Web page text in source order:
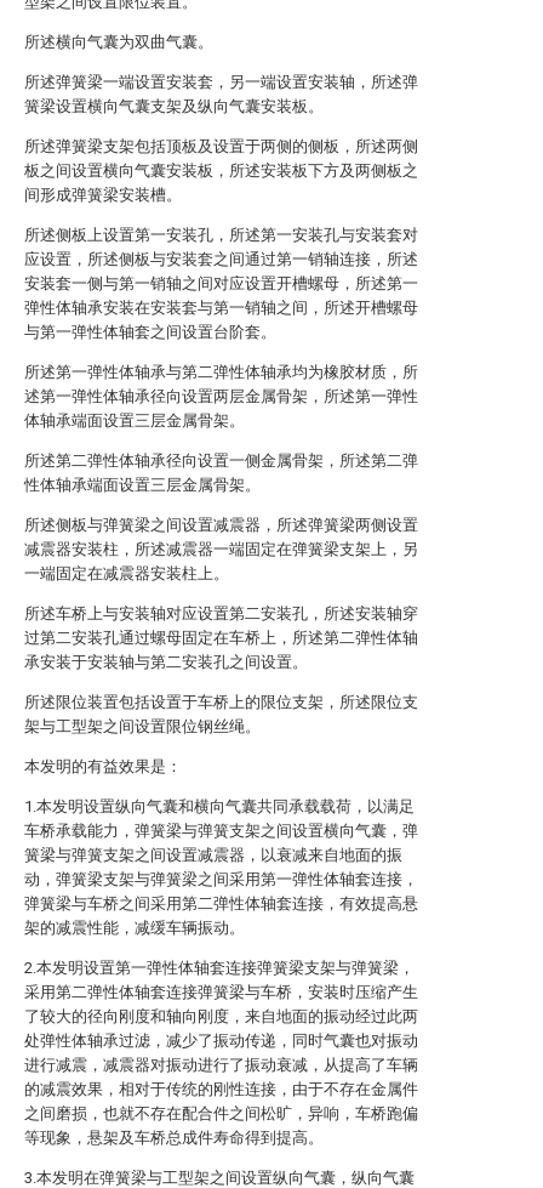
所述横向气囊为双曲气囊。
所述弹簧梁一端设置安装套，另一端设置安装轴，所述弹
簧梁设置横向气囊支架及纵向气囊安装板。
所述弹簧梁支架包括顶板及设置于两侧的侧板，所述两侧
板之间设置横向气囊安装板，所述安装板下方及两侧板之
间形成弹簧梁安装槽。
所述侧板上设置第一安装孔，所述第一安装孔与安装套对
应设置，所述侧板与安装套之间通过第一销轴连接，所述
安装套一侧与第一销轴之间对应设置开槽螺母，所述第一
弹性体轴承安装在安装套与第一销轴之间，所述开槽螺母
与第一弹性体轴套之间设置台阶套。
所述第一弹性体轴承与第二弹性体轴承均为橡胶材质，所
述第一弹性体轴承径向设置两层金属骨架，所述第一弹性
体轴承端面设置三层金属骨架。
所述第二弹性体轴承径向设置一侧金属骨架，所述第二弹
性体轴承端面设置三层金属骨架。
所述侧板与弹簧梁之间设置减震器，所述弹簧梁两侧设置
减震器安装柱，所述减震器一端固定在弹簧梁支架上，另
一端固定在减震器安装柱上。
所述车桥上与安装轴对应设置第二安装孔，所述安装轴穿
过第二安装孔通过螺母固定在车桥上，所述第二弹性体轴
承安装于安装轴与第二安装孔之间设置。
所述限位装置包括设置于车桥上的限位支架，所述限位支
架与工型架之间设置限位钢丝绳。
本发明的有益效果是：
1.本发明设置纵向气囊和横向气囊共同承载载荷，以满足
车桥承载能力，弹簧梁与弹簧支架之间设置横向气囊，弹
簧梁与弹簧支架之间设置减震器，以衰减来自地面的振
动，弹簧梁支架与弹簧梁之间采用第一弹性体轴套连接，
弹簧梁与车桥之间采用第二弹性体轴套连接，有效提高悬
架的减震性能，减缓车辆振动。
2.本发明设置第一弹性体轴套连接弹簧梁支架与弹簧梁，
采用第二弹性体轴套连接弹簧梁与车桥，安装时压缩产生
了较大的径向刚度和轴向刚度，来自地面的振动经过此两
处弹性体轴承过滤，减少了振动传递，同时气囊也对振动
进行减震，减震器对振动进行了振动衰减，从提高了车辆
的减震效果，相对于传统的刚性连接，由于不存在金属件
之间磨损，也就不存在配合件之间松旷，异响，车桥跑偏
等现象，悬架及车桥总成件寿命得到提高。
3.本发明在弹簧梁与工型架之间设置纵向气囊，纵向气囊